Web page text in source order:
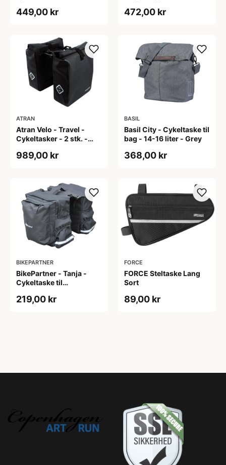
449,00 kr 472,00 kr
ATRAN
Atran Velo - Travel -
Cykeltasker - 2 stk. -
Sort/grå
989,00 kr
BASIL
Basil City - Cykeltaske til
bag - 14-16 liter - Grey
368,00 kr
BIKEPARTNER
BikePartner - Tanja -
Cykeltaske til
delt
219,00 kr
FORCE
FORCE Steltaske Lang
Sort
89,00 kr